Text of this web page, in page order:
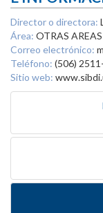
Director o directora:
Área: OTRAS AREAS
Correo electrónico:
Teléfono: (506)
Sitio web: